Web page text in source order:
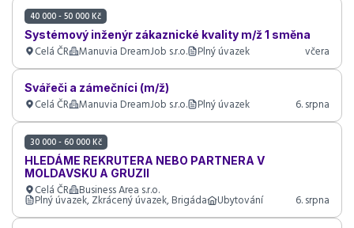
40 000 - 50 000 Kč
Systémový inženýr zákaznické kvality m/ž 1 směna
Celá ČR Manuvia DreamJob s.r.o. Plný úvazek včera
Svářeči a zámečníci (m/ž)
Celá ČR Manuvia DreamJob s.r.o. Plný úvazek 6. srpna
30 000 - 60 000 Kč
HLEDÁME REKRUTERA NEBO PARTNERA V
MOLDAVSKU A GRUZII
Celá ČR Business Area s.r.o.
Plný úvazek, Zkrácený úvazek, Brigáda Ubytování 6. srpna